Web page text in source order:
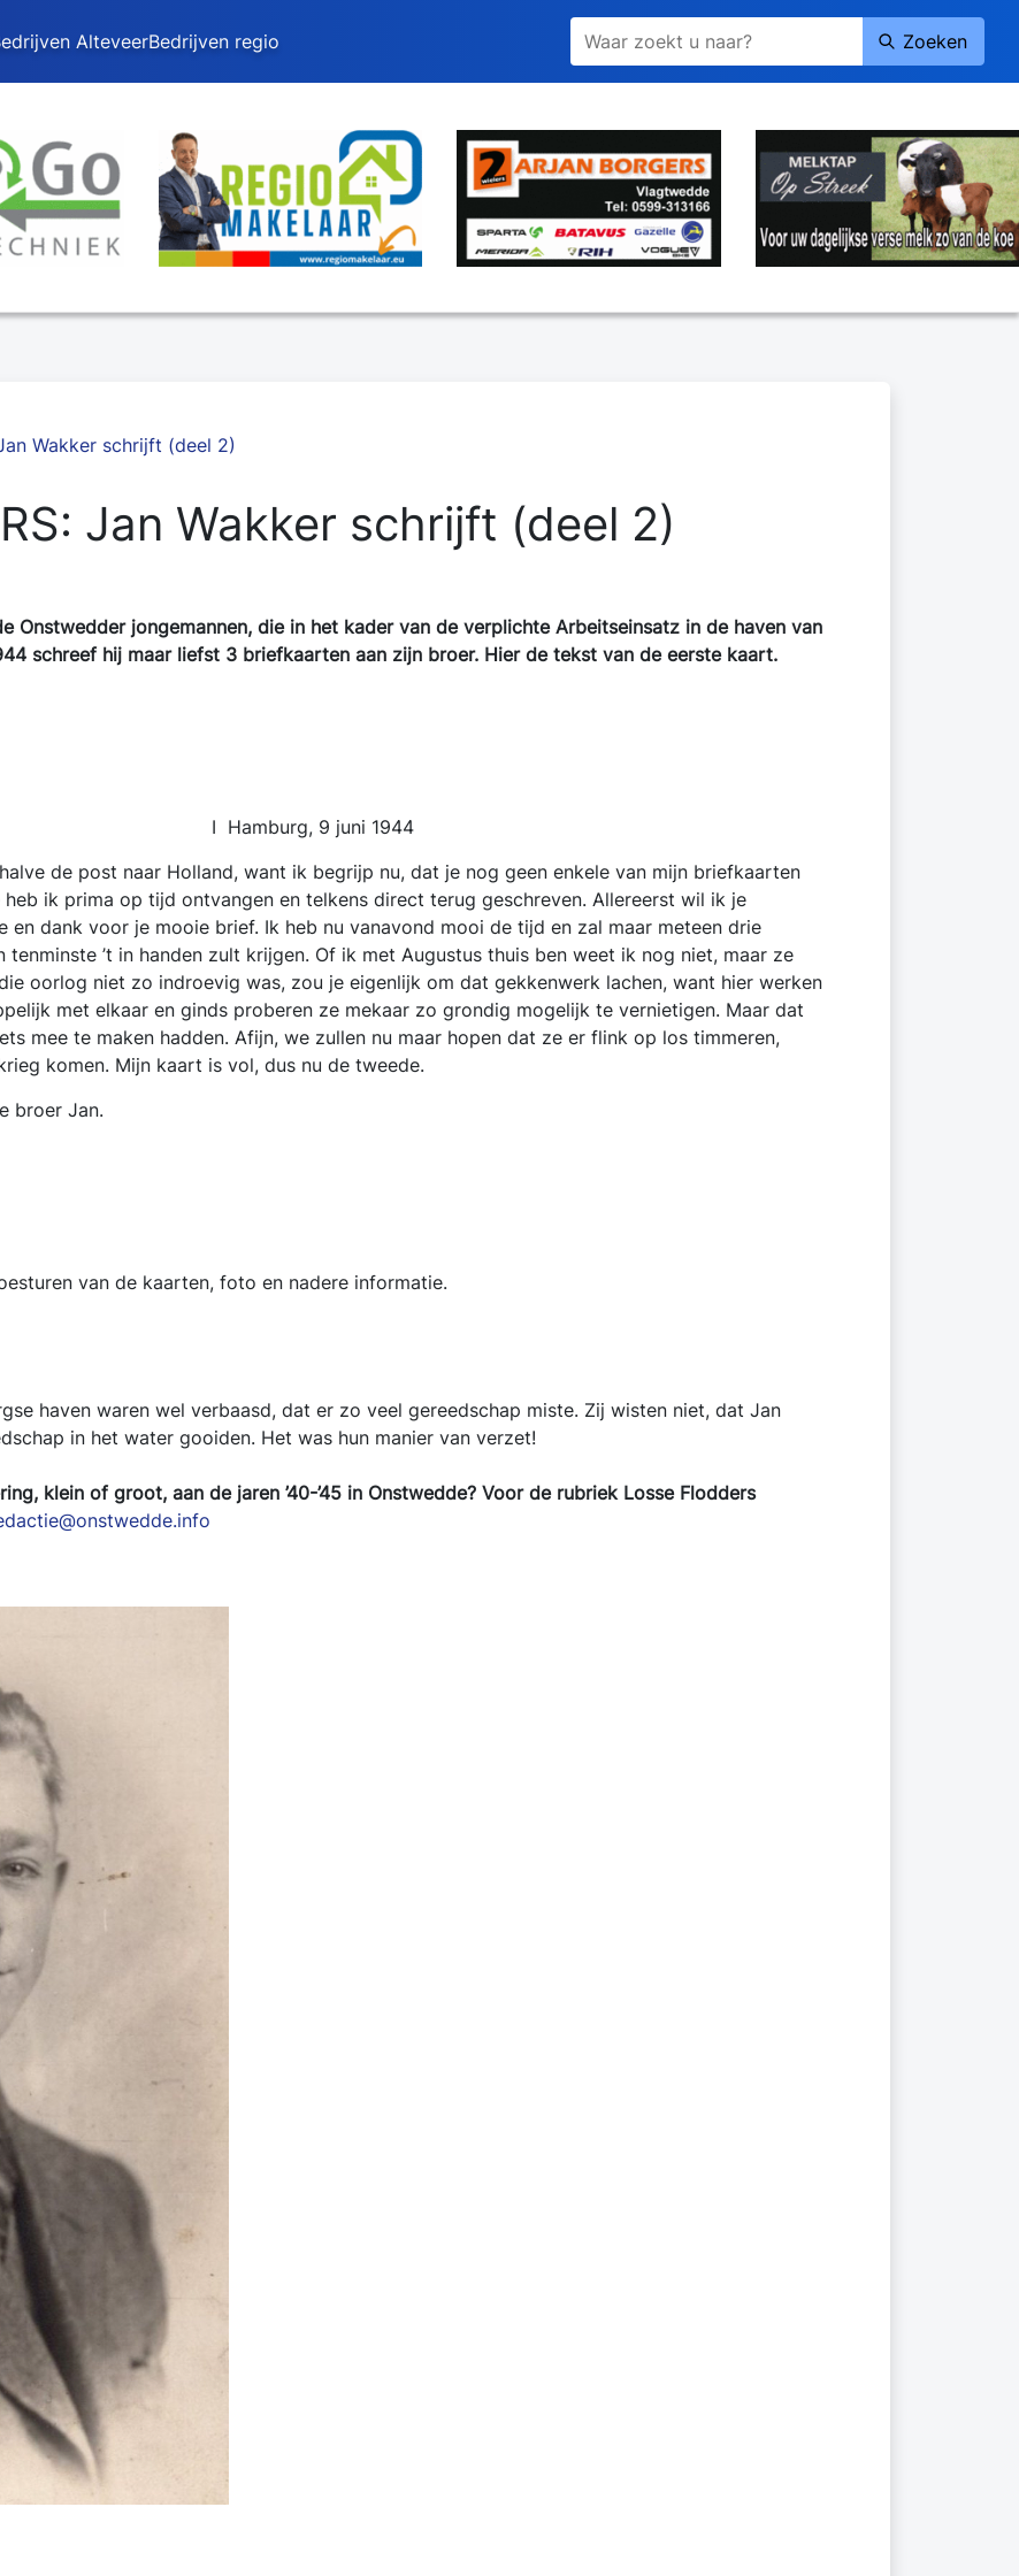
AlteveerBedrijven regio
Wakker schrijft (deel 2)
Jan Wakker schrijft (deel 2)
Onstwedder jongemannen, die in het kader van de verplichte Arbeitseinsatz in de haven van
schreef hij maar liefst 3 briefkaarten aan zijn broer. Hier de tekst van de eerste kaart.
9 juni 1944
de post naar Holland, want ik begrijp nu, dat je nog geen enkele van mijn briefkaarten
ik prima op tijd ontvangen en telkens direct terug geschreven. Allereerst wil ik je
en dank voor je mooie brief. Ik heb nu vanavond mooi de tijd en zal maar meteen drie
’t in handen zult krijgen. Of ik met Augustus thuis ben weet ik nog niet, maar ze
oorlog niet zo indroevig was, zou je eigenlijk om dat gekkenwerk lachen, want hier werken
met elkaar en ginds proberen ze mekaar zo grondig mogelijk te vernietigen. Maar dat
mee te maken hadden. Afijn, we zullen nu maar hopen dat ze er flink op los timmeren,
komen. Mijn kaart is vol, dus nu de tweede.
Jan.
van de kaarten, foto en nadere informatie.
haven waren wel verbaasd, dat er zo veel gereedschap miste. Zij wisten niet, dat Jan
in het water gooiden. Het was hun manier van verzet!
klein of groot, aan de jaren ’40-’45 in Onstwedde? Voor de rubriek Losse Flodders